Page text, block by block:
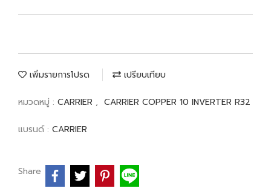
เพิ่มรายการโปรด เปรียบเทียบ
หมวดหมู่ : CARRIER , CARRIER COPPER 10 INVERTER R32
แบรนด์ : CARRIER
Share